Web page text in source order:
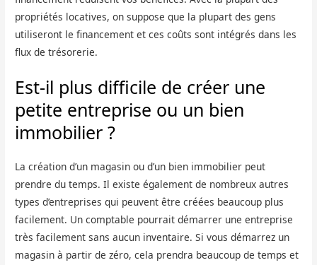
propriétés locatives, on suppose que la plupart des gens
utiliseront le financement et ces coûts sont intégrés dans les
flux de trésorerie.
Est-il plus difficile de créer une
petite entreprise ou un bien
immobilier ?
La création d’un magasin ou d’un bien immobilier peut
prendre du temps. Il existe également de nombreux autres
types d’entreprises qui peuvent être créées beaucoup plus
facilement. Un comptable pourrait démarrer une entreprise
très facilement sans aucun inventaire. Si vous démarrez un
magasin à partir de zéro, cela prendra beaucoup de temps et